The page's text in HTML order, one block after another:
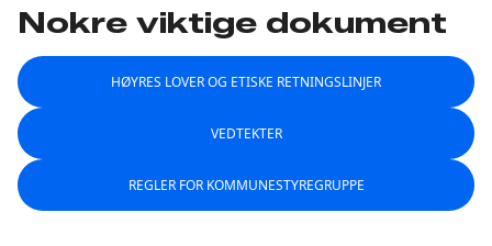
Nokre viktige dokument
HØYRES LOVER OG ETISKE RETNINGSLINJER
VEDTEKTER
REGLER FOR KOMMUNESTYREGRUPPE